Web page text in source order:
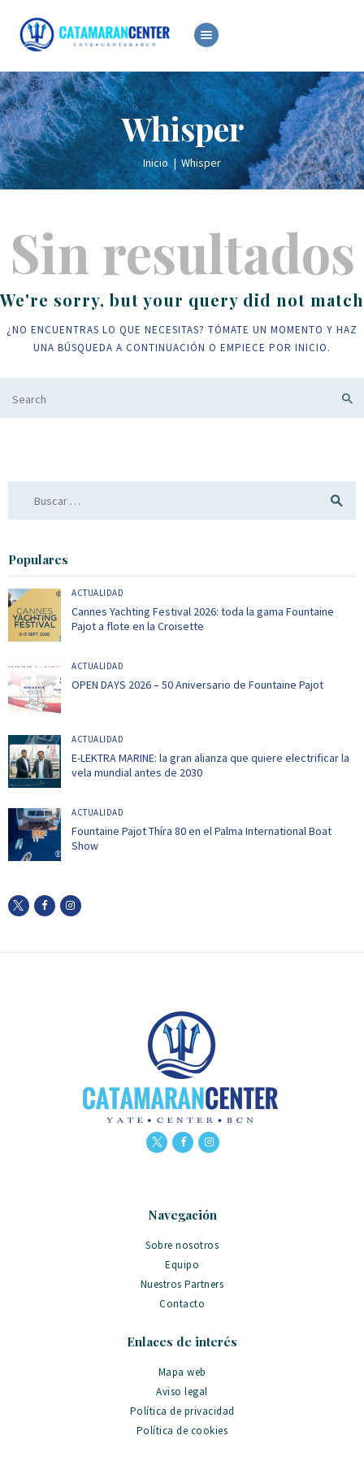
Whisper
Inicio Whisper
ALQUILER
VENTA
OCASIÓN
SERVICIOS
NOTICIAS
Sin resultados
We're sorry, but your query did not match
¿NO ENCUENTRAS LO QUE NECESITAS? TÓMATE UN MOMENTO Y HAZ
UNA BÚSQUEDA A CONTINUACIÓN O EMPIECE POR INICIO.
Populares
ACTUALIDAD
Cannes Yachting Festival 2026: toda la gama Fountaine
Pajot a flote en la Croisette
ACTUALIDAD
OPEN DAYS 2026 – 50 Aniversario de Fountaine Pajot
ACTUALIDAD
E-LEKTRA MARINE: la gran alianza que quiere electrificar la
vela mundial antes de 2030
ACTUALIDAD
Fountaine Pajot Thíra 80 en el Palma International Boat
Show
Navegación
Sobre nosotros
Equipo
Nuestros Partners
Contacto
Enlaces de interés
Mapa web
Aviso legal
Política de privacidad
Política de cookies